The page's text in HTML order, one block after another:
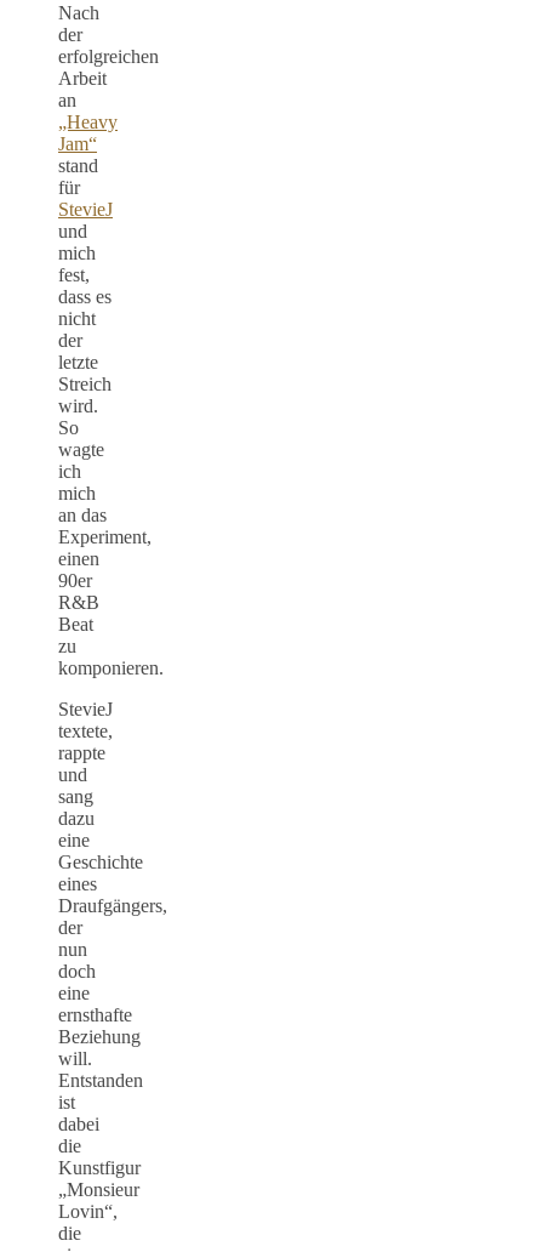
Nach
der
erfolgreichen
Arbeit
an
„Heavy
Jam“
stand
für
StevieJ
und
mich
fest,
dass es
nicht
der
letzte
Streich
wird.
So
wagte
ich
mich
an das
Experiment,
einen
90er
R&B
Beat
zu
komponieren.
StevieJ
textete,
rappte
und
sang
dazu
eine
Geschichte
eines
Draufgängers,
der
nun
doch
eine
ernsthafte
Beziehung
will.
Entstanden
ist
dabei
die
Kunstfigur
„Monsieur
Lovin“,
die